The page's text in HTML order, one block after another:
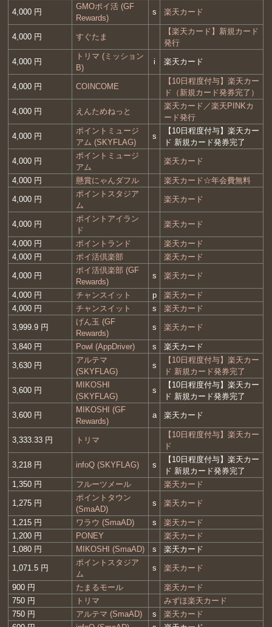
4,000 円
GMOポイ活 (GF
Rewards)
s 楽天カード
4,000 円 すぐたま
【楽天カード】新規カード
発行
4,000 円
トリマ (ミッション
B)
i 楽天カード
4,000 円 COINCOME
【10日程度付与】楽天カー
ド（新規カード発券完了）
4,000 円 えんためねっと
楽天カード／楽天PINKカ
ード発行
4,000 円
ポイントミュージ
アム (SKYFLAG)
s
【10日程度付与】楽天カー
ド 新規カード発券完了
4,000 円
ポイントミュージ
アム
楽天カード
4,000 円 懸賞にゃんダフル 楽天カード☆年会費無料
4,000 円
ポイントスタジア
ム
楽天カード
4,000 円
ポイントアイラン
ド
楽天カード
4,000 円 ポイントランド
楽天カード
4,000 円
ポイ活倶楽部 楽天カード
4,000 円
ポイ活倶楽部 (GF
Rewards)
s 楽天カード
4,000 円 チャンスイット p
楽天カード
4,000 円
チャンスイット s 楽天カード
3,999.9 円
げん玉 (GF
Rewards)
s 楽天カード
3,840 円 Powl (AppDriver) s 楽天カード
3,630 円
アルテマ
(SKYFLAG)
s
【10日程度付与】楽天カー
ド 新規カード発券完了
3,600 円
MIKOSHI
(SKYFLAG)
s
【10日程度付与】楽天カー
ド 新規カード発券完了
3,600 円
MIKOSHI (GF
Rewards)
a 楽天カード
3,333.33 円 トリマ
【10日程度付与】楽天カー
ド
3,218 円 infoQ (SKYFLAG) s
【10日程度付与】楽天カー
ド 新規カード発券完了
1,350 円
フルーツメール 楽天カード
1,275 円
ポイントタウン
(SmaAD)
s 楽天カード
1,215 円 ワラウ (SmaAD) s
楽天カード
1,200 円
PONEY
楽天カード
1,080 円
MIKOSHI (SmaAD) s 楽天カード
1,071.5 円
ポイントスタジア
ム
s 楽天カード
900 円 たまるモール
楽天カード
750 円
トリマ
みずほ楽天カード
750 円
アルテマ (SmaAD) s
楽天カード